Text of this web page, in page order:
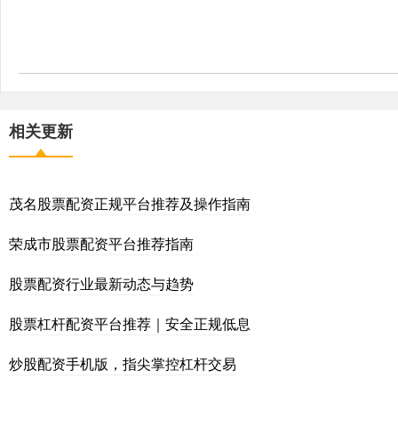
相关更新
茂名股票配资正规平台推荐及操作指南
荣成市股票配资平台推荐指南
股票配资行业最新动态与趋势
股票杠杆配资平台推荐｜安全正规低息
炒股配资手机版，指尖掌控杠杆交易